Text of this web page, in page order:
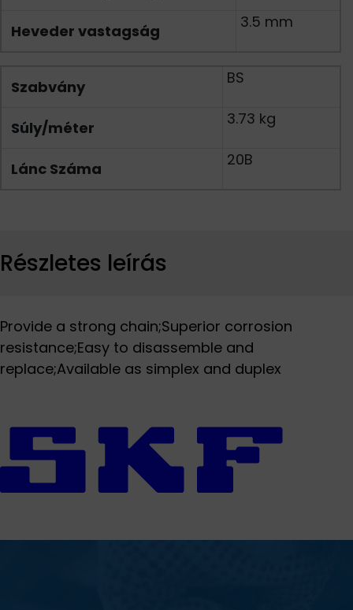
Heveder vastagság 3.5 mm
Szabvány BS
Súly/méter 3.73 kg
Lánc Száma 20B
Részletes leírás
Provide a strong chain;Superior corrosion
resistance;Easy to disassemble and
replace;Available as simplex and duplex